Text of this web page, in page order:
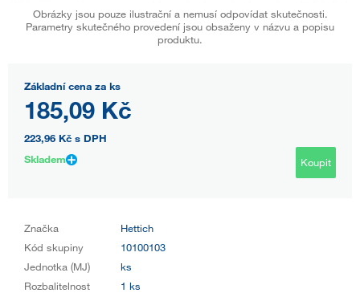
Obrázky jsou pouze ilustrační a nemusí odpovídat skutečnosti.
Parametry skutečného provedení jsou obsaženy v názvu a popisu
produktu.
Základní cena za ks
185,09 Kč
223,96 Kč s DPH
Skladem
Koupit
Značka
Hettich
Kód skupiny
10100103
Jednotka (MJ)
ks
Rozbalitelnost
1 ks